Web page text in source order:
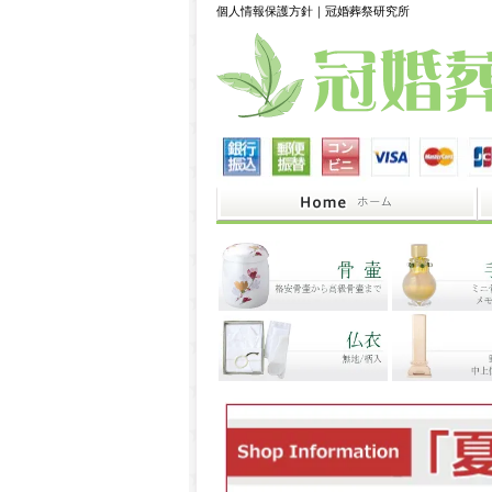
個人情報保護方針｜冠婚葬祭研究所